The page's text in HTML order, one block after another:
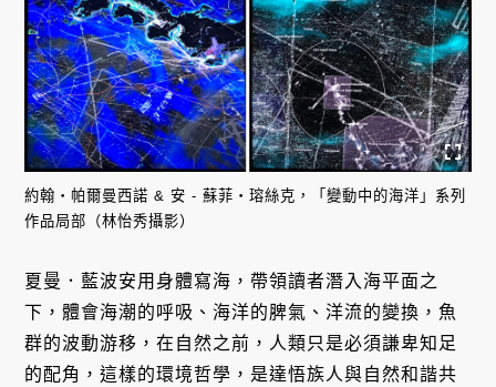
約翰・帕爾曼西諾 & 安 - 蘇菲・瑢絲克，「變動中的海洋」系列
作品局部（林怡秀攝影）
夏曼．藍波安用身體寫海，帶領讀者潛入海平面之
下，體會海潮的呼吸、海洋的脾氣、洋流的變換，魚
群的波動游移，在自然之前，人類只是必須謙卑知足
的配角，這樣的環境哲學，是達悟族人與自然和諧共